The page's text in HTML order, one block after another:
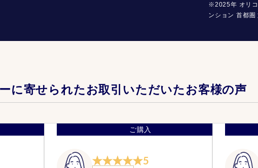
※2025年 オリ
ンション 首都圏
に寄せられたお取引いただいたお客様の声
ご購入
5